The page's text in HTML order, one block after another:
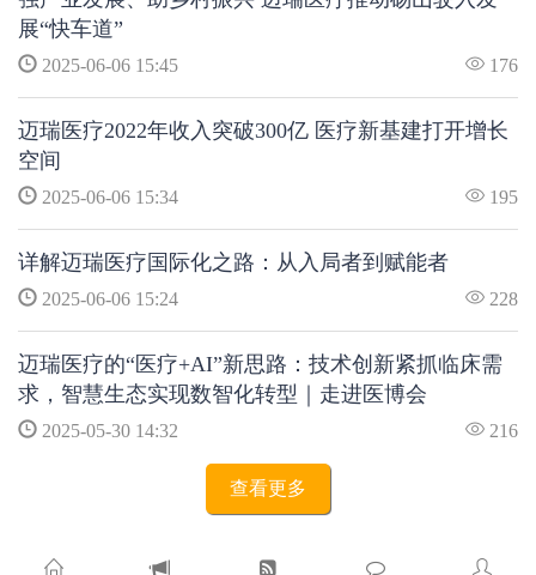
展“快车道”
2025-06-06 15:45 176
迈瑞医疗2022年收入突破300亿 医疗新基建打开增长
空间
2025-06-06 15:34 195
详解迈瑞医疗国际化之路：从入局者到赋能者
2025-06-06 15:24 228
迈瑞医疗的“医疗+AI”新思路：技术创新紧抓临床需
求，智慧生态实现数智化转型｜走进医博会
2025-05-30 14:32 216
查看更多